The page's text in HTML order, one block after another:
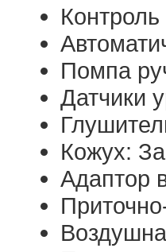
Контроль
Помпа
Датчики
Кожух:
Адаптор